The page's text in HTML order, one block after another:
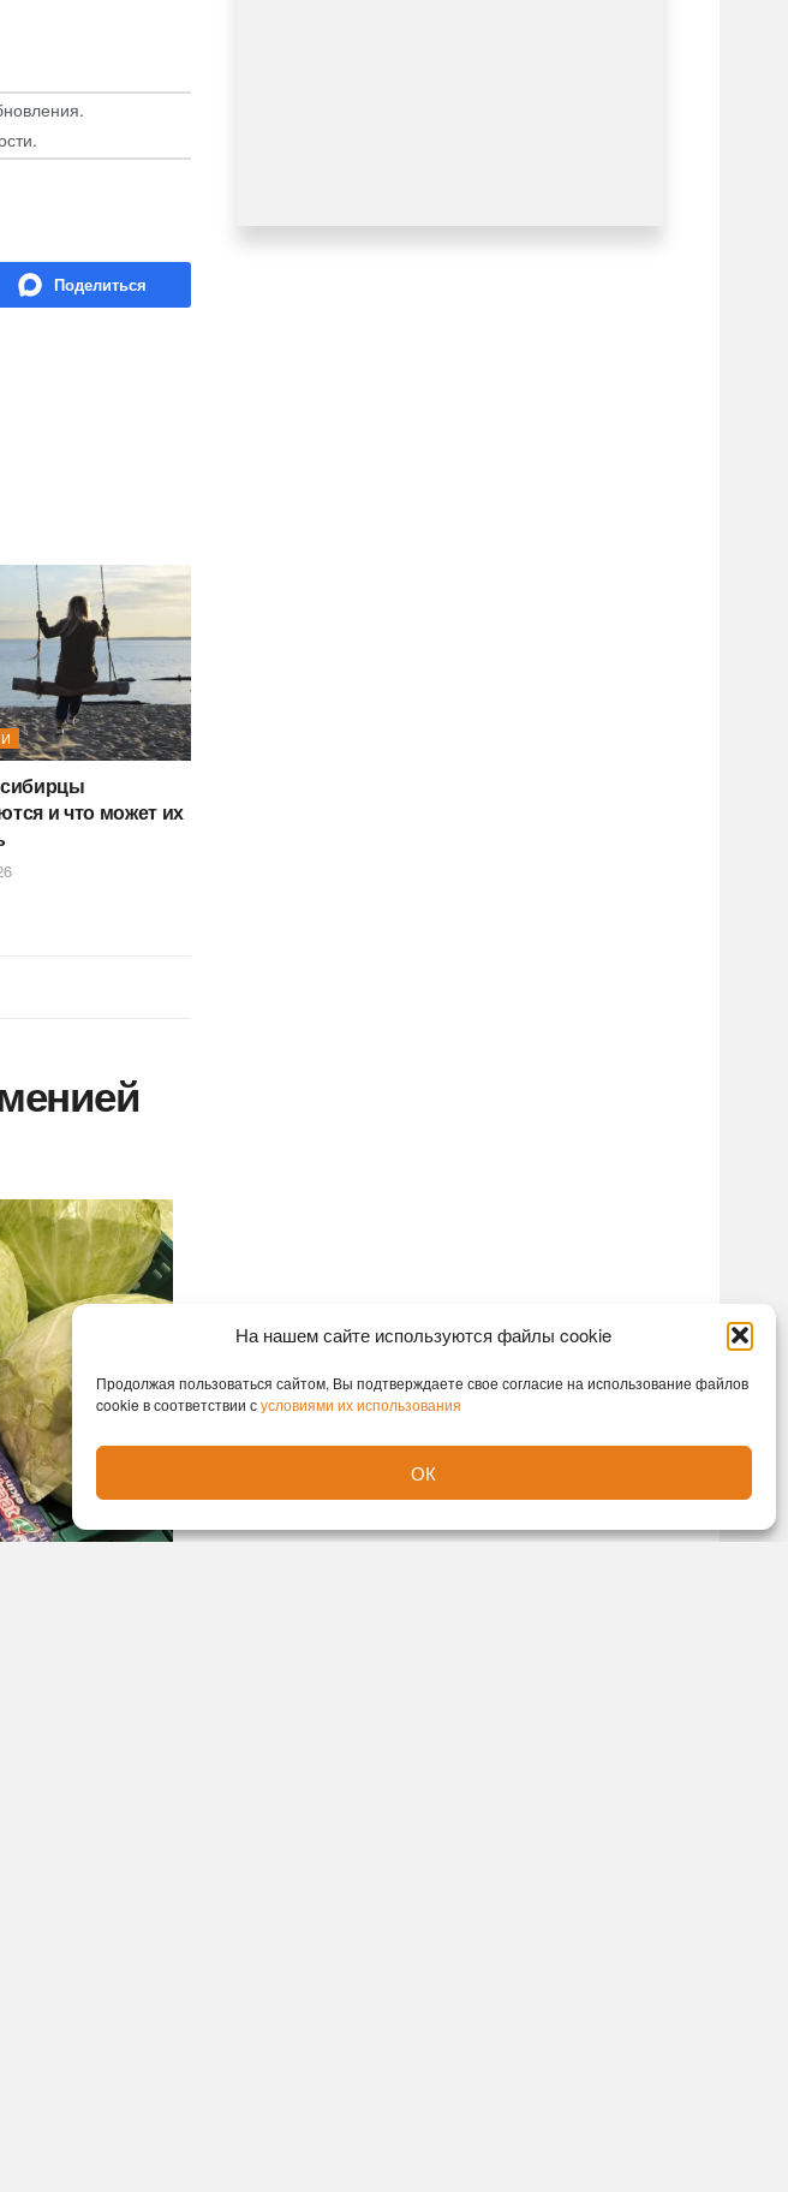
На нашем сайте используются файлы cookie
Продолжая пользоваться сайтом, Вы подтверждаете свое согласие на использование файлов
cookie в соответствии сусловиями их использования
ОК
и что может их